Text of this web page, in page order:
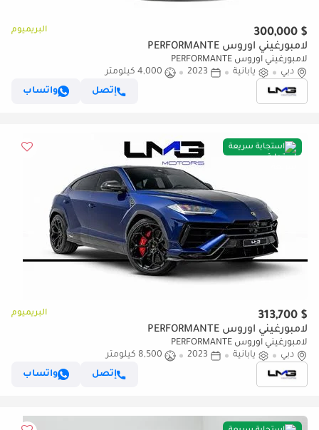
$ 300,000 البريميوم
لامبورغيني اوروس PERFORMANTE
لامبورغيني اوروس PERFORMANTE
دبي
يابانية 2023
4,000 كيلومتر
إتصل
واتساب
استجابة سريعة
$ 313,700 البريميوم
لامبورغيني اوروس PERFORMANTE
لامبورغيني اوروس PERFORMANTE
دبي
يابانية 2023
8,500 كيلومتر
إتصل
واتساب